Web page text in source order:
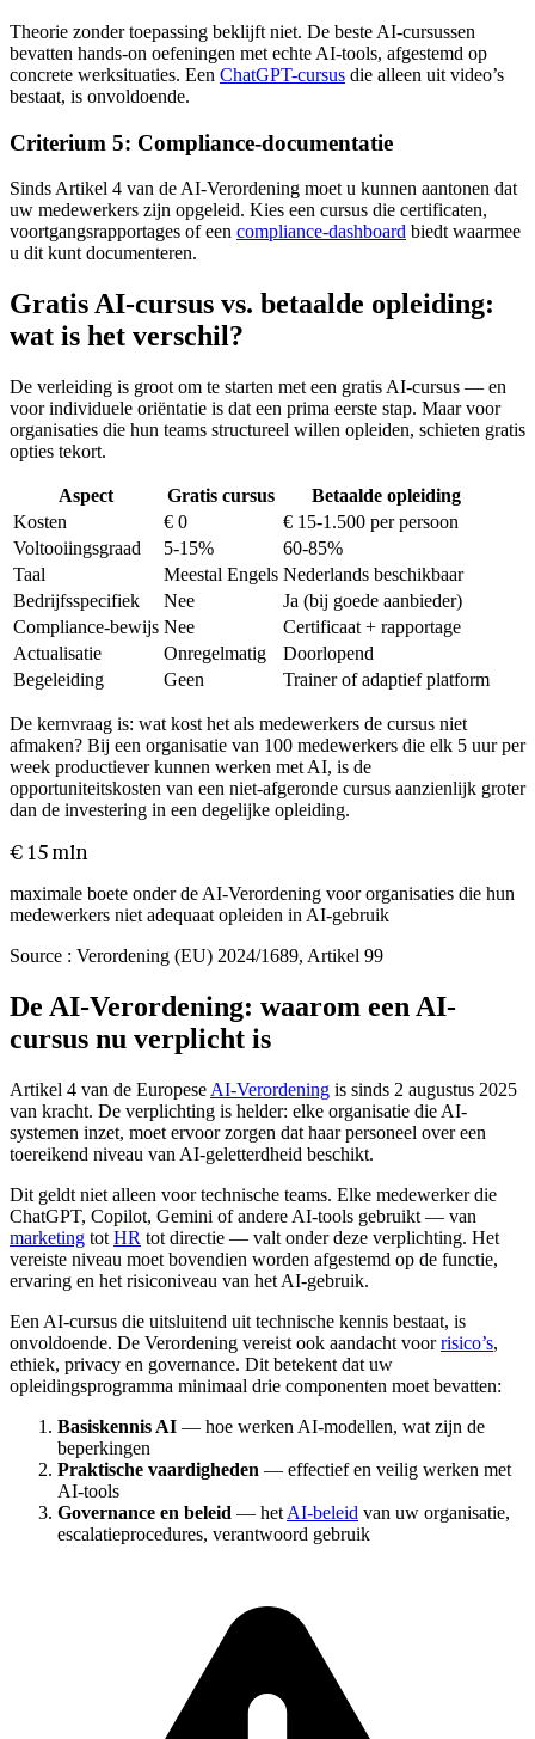
Theorie zonder toepassing beklijft niet. De beste AI-cursussen
bevatten hands-on oefeningen met echte AI-tools, afgestemd op
concrete werksituaties. Een ChatGPT-cursus die alleen uit video’s
bestaat, is onvoldoende.
Criterium 5: Compliance-documentatie
Sinds Artikel 4 van de AI-Verordening moet u kunnen aantonen dat
uw medewerkers zijn opgeleid. Kies een cursus die certificaten,
voortgangsrapportages of een compliance-dashboard biedt waarmee
u dit kunt documenteren.
Gratis AI-cursus vs. betaalde opleiding:
wat is het verschil?
De verleiding is groot om te starten met een gratis AI-cursus — en
voor individuele oriëntatie is dat een prima eerste stap. Maar voor
organisaties die hun teams structureel willen opleiden, schieten gratis
opties tekort.
Aspect Gratis cursus
Betaalde opleiding
Kosten
€ 0
€ 15-1.500 per persoon
Voltooiingsgraad
5-15%
60-85%
Taal
Meestal Engels Nederlands beschikbaar
Bedrijfsspecifiek
Nee
Ja (bij goede aanbieder)
Compliance-bewijs Nee
Certificaat + rapportage
Actualisatie
Onregelmatig
Doorlopend
Begeleiding
Geen Trainer of adaptief platform
De kernvraag is: wat kost het als medewerkers de cursus niet
afmaken? Bij een organisatie van 100 medewerkers die elk 5 uur per
week productiever kunnen werken met AI, is de
opportuniteitskosten van een niet-afgeronde cursus aanzienlijk groter
dan de investering in een degelijke opleiding.
€ 15 mln
maximale boete onder de AI-Verordening voor organisaties die hun
medewerkers niet adequaat opleiden in AI-gebruik
Source : Verordening (EU) 2024/1689, Artikel 99
De AI-Verordening: waarom een AI-
cursus nu verplicht is
Artikel 4 van de Europese AI-Verordening is sinds 2 augustus 2025
van kracht. De verplichting is helder: elke organisatie die AI-
systemen inzet, moet ervoor zorgen dat haar personeel over een
toereikend niveau van AI-geletterdheid beschikt.
Dit geldt niet alleen voor technische teams. Elke medewerker die
ChatGPT, Copilot, Gemini of andere AI-tools gebruikt — van
marketing tot HR tot directie — valt onder deze verplichting. Het
vereiste niveau moet bovendien worden afgestemd op de functie,
ervaring en het risiconiveau van het AI-gebruik.
Een AI-cursus die uitsluitend uit technische kennis bestaat, is
onvoldoende. De Verordening vereist ook aandacht voorrisico’s,
ethiek, privacy en governance. Dit betekent dat uw
opleidingsprogramma minimaal drie componenten moet bevatten:
Basiskennis AI — hoe werken AI-modellen, wat zijn de
beperkingen
Praktische vaardigheden — effectief en veilig werken met
AI-tools
Governance en beleid — het AI-beleid van uw organisatie,
escalatieprocedures, verantwoord gebruik